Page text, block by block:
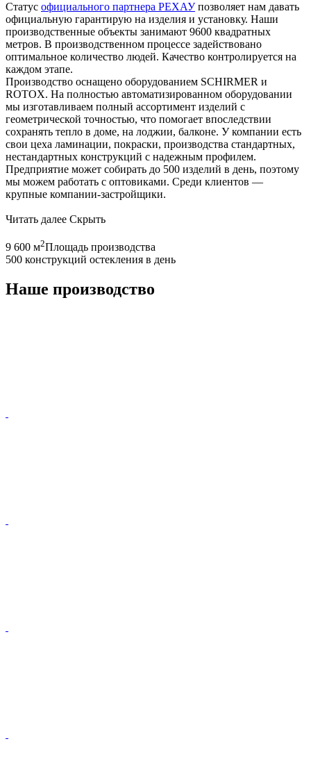
Статус официального партнера РЕХАУпозволяет нам давать
официальную гарантирую на изделия и установку. Наши
производственные объекты занимают 9600 квадратных
метров. В производственном процессе задействовано
оптимальное количество людей. Качество контролируется на
каждом этапе.
Производство оснащено оборудованием SCHIRMER и
ROTOX. На полностью автоматизированном оборудовании
мы изготавливаем полный ассортимент изделий с
геометрической точностью, что помогает впоследствии
сохранять тепло в доме, на лоджии, балконе. У компании есть
свои цеха ламинации, покраски, производства стандартных,
нестандартных конструкций с надежным профилем.
Предприятие может собирать до 500 изделий в день, поэтому
мы можем работать с оптовиками. Среди клиентов —
крупные компании-застройщики.
Читать далее Скрыть
9 600 м2Площадь производства
500 конструкций остекления в день
Наше производство